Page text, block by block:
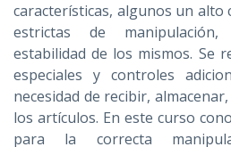
características, algunos un alto
estrictas de
estabilidad de los mismos. Se
especiales y controles
necesidad de recibir,
los artículos. En este curso
para la correcta